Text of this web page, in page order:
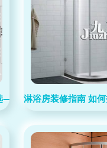
——源自澳宇五金制品厂
淋浴房装修指南 如